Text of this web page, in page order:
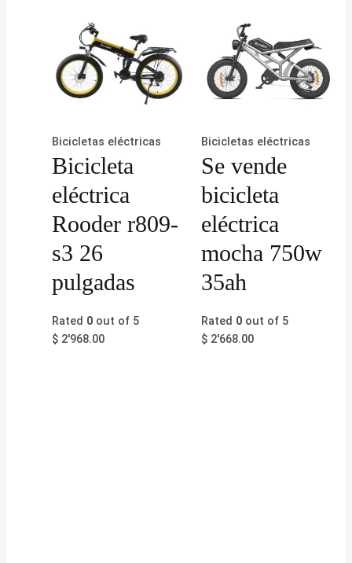
Bicicletas eléctricas
Bicicleta
eléctrica
Rooder r809-
s3 26
pulgadas
Rated 0 out of 5
$ 2'968.00
Bicicletas eléctricas
Se vende
bicicleta
eléctrica
mocha 750w
35ah
Rated 0out of 5
$2'668.00